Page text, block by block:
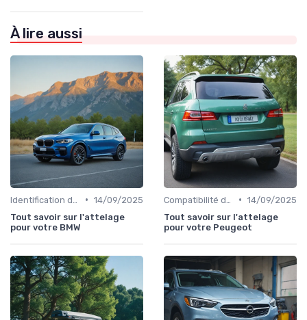
À lire aussi
• 14/09/2025
Tout savoir sur l'attelage
pour votre BMW
• 14/09/2025
Tout savoir sur l'attelage
pour votre Peugeot